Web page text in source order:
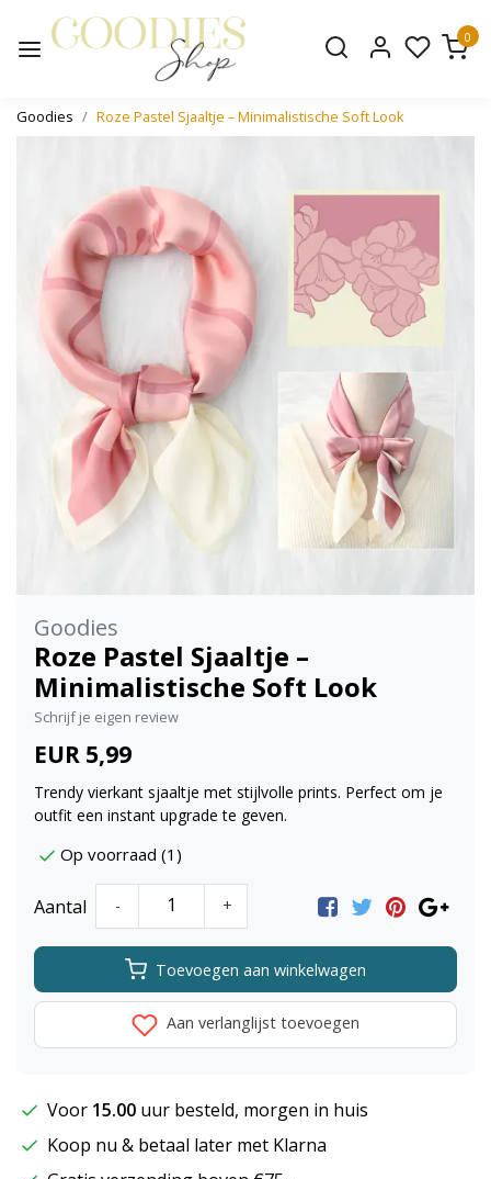
0
Goodies Roze Pastel Sjaaltje – Minimalistische Soft Look
Goodies
Roze Pastel Sjaaltje –
Minimalistische Soft Look
Schrijf je eigen review
EUR 5,99
Trendy vierkant sjaaltje met stijlvolle prints. Perfect om je
outfit een instant upgrade te geven.
Op voorraad (1)
Aantal - +
Toevoegen aan winkelwagen
Aan verlanglijst toevoegen
Voor 15.00 uur besteld, morgen in huis
Koop nu & betaal later met Klarna